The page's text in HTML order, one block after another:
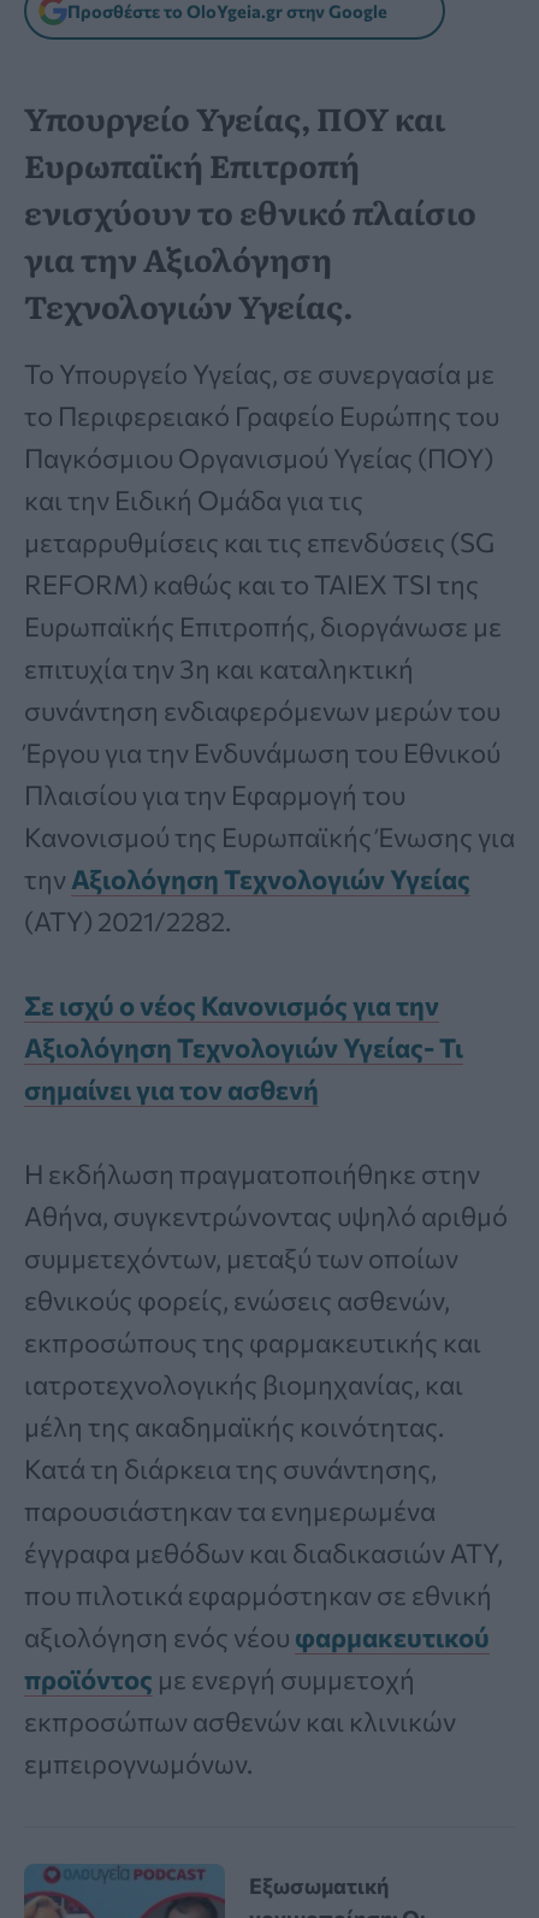
Προσθέστε το OloYgeia.gr στην Google
Υπουργείο Υγείας, ΠΟΥ και
Ευρωπαϊκή Επιτροπή
ενισχύουν το εθνικό πλαίσιο
για την Αξιολόγηση
Τεχνολογιών Υγείας.
Το Υπουργείο Υγείας, σε συνεργασία με
το Περιφερειακό Γραφείο Ευρώπης του
Παγκόσμιου Οργανισμού Υγείας (ΠΟΥ)
και την Ειδική Ομάδα για τις
μεταρρυθμίσεις και τις επενδύσεις (SG
REFORM) καθώς και το TAIEX TSI της
Ευρωπαϊκής Επιτροπής, διοργάνωσε με
επιτυχία την 3η και καταληκτική
συνάντηση ενδιαφερόμενων μερών του
Έργου για την Ενδυνάμωση του Εθνικού
Πλαισίου για την Εφαρμογή του
Κανονισμού της Ευρωπαϊκής Ένωσης για
την Αξιολόγηση Τεχνολογιών Υγείας
(ΑΤΥ) 2021/2282.
Σε ισχύ ο νέος Κανονισμός για την
Αξιολόγηση Τεχνολογιών Υγείας- Τι
σημαίνει για τον ασθενή
Η εκδήλωση πραγματοποιήθηκε στην
Αθήνα, συγκεντρώνοντας υψηλό αριθμό
συμμετεχόντων, μεταξύ των οποίων
εθνικούς φορείς, ενώσεις ασθενών,
εκπροσώπους της φαρμακευτικής και
ιατροτεχνολογικής βιομηχανίας, και
μέλη της ακαδημαϊκής κοινότητας.
Κατά τη διάρκεια της συνάντησης,
παρουσιάστηκαν τα ενημερωμένα
έγγραφα μεθόδων και διαδικασιών ΑΤΥ,
που πιλοτικά εφαρμόστηκαν σε εθνική
αξιολόγηση ενός νέου φαρμακευτικού
προϊόντος με ενεργή συμμετοχή
εκπροσώπων ασθενών και κλινικών
εμπειρογνωμόνων.
Εξωσωματική